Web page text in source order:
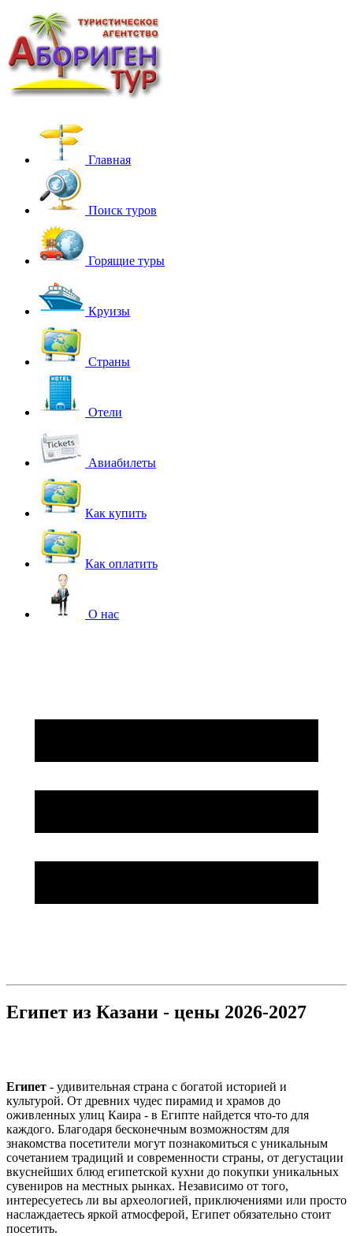
Главная
Поиск туров
Горящие туры
Круизы
Страны
Отели
Авиабилеты
Как купить
Как оплатить
О нас
Египет из Казани - цены 2026-2027
Египет - удивительная страна с богатой историей и
культурой. От древних чудес пирамид и храмов до
оживленных улиц Каира - в Египте найдется что-то для
каждого. Благодаря бесконечным возможностям для
знакомства посетители могут познакомиться с уникальным
сочетанием традиций и современности страны, от дегустации
вкуснейших блюд египетской кухни до покупки уникальных
сувениров на местных рынках. Независимо от того,
интересуетесь ли вы археологией, приключениями или просто
наслаждаетесь яркой атмосферой, Египет обязательно стоит
посетить.